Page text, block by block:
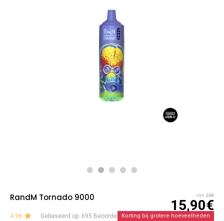
RandM Tornado 9000 van 26€
15,90€
4.98 Gebaseerd op: 695 BeoordelingenKorting bij grotere hoeveelheden